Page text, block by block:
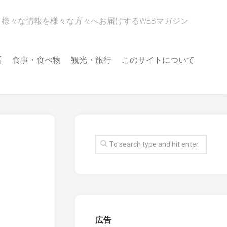
様々な情報を様々な方々へお届けするWEBマガジン
食事・食べ物 観光・旅行
このサイトについて
広告